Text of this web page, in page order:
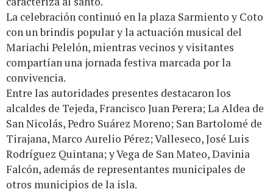
La celebración continuó en la plaza Sarmiento y Coto
con un brindis popular y la actuación musical del
Mariachi Pelelón, mientras vecinos y visitantes
compartían una jornada festiva marcada por la
convivencia.
Entre las autoridades presentes destacaron los
alcaldes de Tejeda, Francisco Juan Perera; La Aldea de
San Nicolás, Pedro Suárez Moreno; San Bartolomé de
Tirajana, Marco Aurelio Pérez; Valleseco, José Luis
Rodríguez Quintana; y Vega de San Mateo, Davinia
Falcón, además de representantes municipales de
otros municipios de la isla.